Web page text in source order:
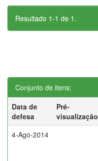
Resultado 1-1 de 1.
Conjunto de itens:
Data de
defesa
Pré-
visualização
4-Ago-2014